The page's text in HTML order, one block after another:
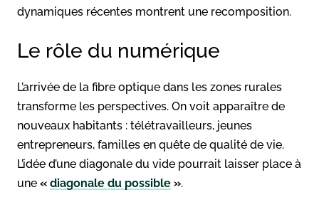
dynamiques récentes montrent une recomposition.
Le rôle du numérique
L’arrivée de la fibre optique dans les zones rurales
transforme les perspectives. On voit apparaître de
nouveaux habitants : télétravailleurs, jeunes
entrepreneurs, familles en quête de qualité de vie.
L’idée d’une diagonale du vide pourrait laisser place à
une « diagonale du possible ».